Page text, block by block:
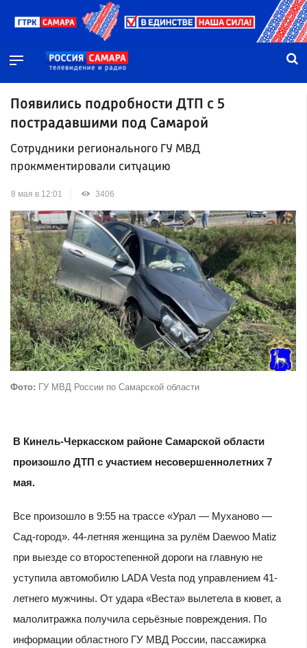
Появились подробности ДТП с 5
пострадавшими под Самарой
Сотрудники регионального ГУ МВД
прокмментировали ситуацию
8 мая в 12:01 3406
Фото: ГУ МВД России по Самарской области
В Кинель-Черкасском районе Самарской области
произошло ДТП с участием несовершеннолетних 7
мая.
Все произошло в 9:55 на трассе «Урал — Муханово —
Сад-город». 44-летняя женщина за рулём Daewoo Matiz
при выезде со второстепенной дороги на главную не
уступила автомобилю LADA Vesta под управлением 41-
летнего мужчины. От удара «Веста» вылетела в кювет, а
малолитражка получила серьёзные повреждения. По
информации областного ГУ МВД России, пассажирка